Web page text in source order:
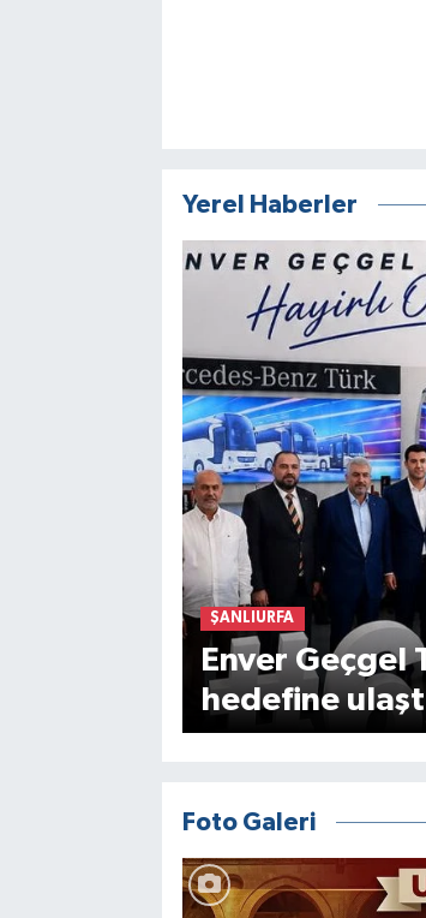
Yerel Haberler
ŞANLIURFA
Enver Geçgel
hedefine
Foto Galeri